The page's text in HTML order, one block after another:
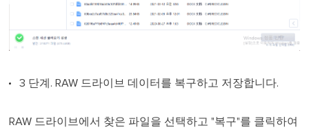
3 단계. RAW 드라이브 데이터를 복구하고 저장합니다.
RAW 드라이브에서 찾은 파일을 선택하고 "복구"를 클릭하여